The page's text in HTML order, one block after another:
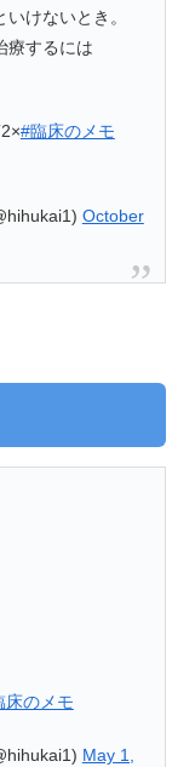
けないとき。
療するには
#臨床のメモ
October
床のメモ
May 1,